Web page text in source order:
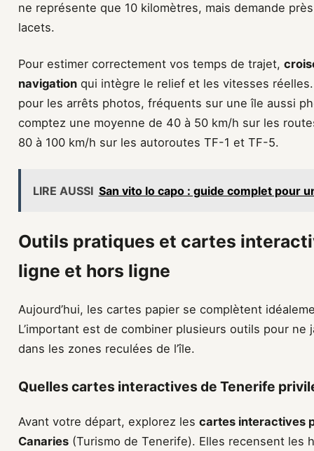
ne représente que 10 kilomètres, mais demande
lacets.
Pour estimer correctement vos temps de trajet,
navigation qui intègre le relief et les vitesses
pour les arrêts photos, fréquents sur une île aussi
comptez une moyenne de 40 à 50 km/h sur les
80 à 100 km/h sur les autoroutes TF-1 et TF-5.
LIRE AUSSI San vito lo capo : guide complet pour
Outils pratiques et cartes
ligne et hors ligne
Aujourd’hui, les cartes papier se complètent
L’important est de combiner plusieurs outils pour
dans les zones reculées de l’île.
Quelles cartes interactives de Tenerife
Avant votre départ, explorez les cartes interactives
Canaries (Turismo de Tenerife). Elles recensent les